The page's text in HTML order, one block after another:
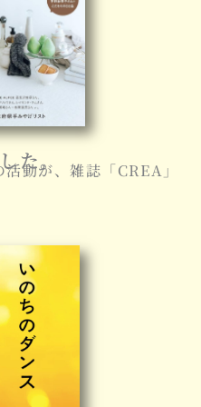
た。
動が、雑誌「CREA」